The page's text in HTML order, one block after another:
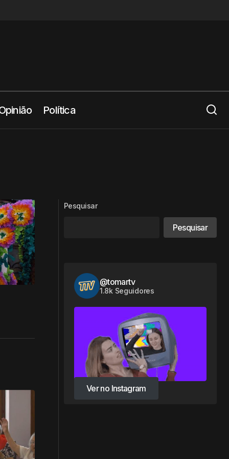
Política
Pesquisar
Pesquisar
@tomartv
1.8k Seguidores
Ver no Instagram
Ver no Instagram